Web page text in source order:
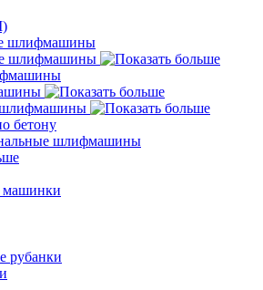
шлифмашины
шлифмашины
бетону
шлифмашины
машинки
рубанки